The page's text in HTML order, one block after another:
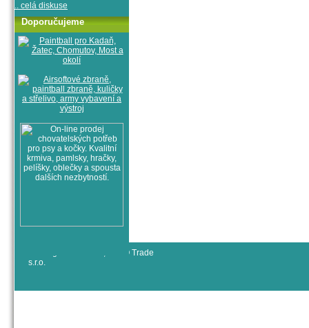
.. celá diskuse
Doporučujeme
© All rights reserved, RYJO Trade
s.r.o.